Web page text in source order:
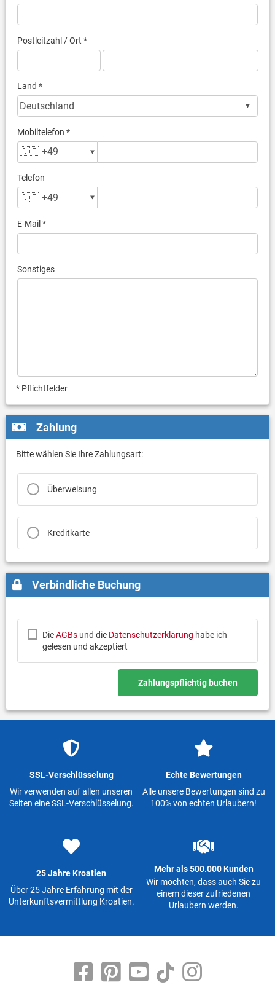
Postleitzahl / Ort *
Land *
Mobiltelefon *
Telefon
E-Mail *
Sonstiges
* Pflichtfelder
Zahlung
Bitte wählen Sie Ihre Zahlungsart:
Überweisung
Kreditkarte
Verbindliche Buchung
DieAGBsund die Datenschutzerklärung habe ich
gelesen und akzeptiert
Zahlungspflichtig buchen
SSL-Verschlüsselung
Wir verwenden auf allen unseren
Seiten eine SSL-Verschlüsselung.
Echte Bewertungen
Alle unsere Bewertungen sind zu
100% von echten Urlaubern!
25 Jahre Kroatien
Über 25 Jahre Erfahrung mit der
Unterkunftsvermittlung Kroatien.
Mehr als 500.000 Kunden
Wir möchten, dass auch Sie zu
einem dieser zufriedenen
Urlaubern werden.